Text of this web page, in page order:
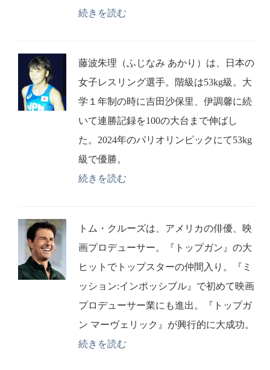
続きを読む
藤波朱理（ふじなみ あかり）は、日本の
女子レスリング選手。階級は53kg級。大
学１年制の時に吉田沙保里、伊調馨に続
いて連勝記録を100の大台まで伸ばし
た。2024年のパリオリンピックにて53kg
級で優勝。
続きを読む
トム・クルーズは、アメリカの俳優、映
画プロデューサー。『トップガン』の大
ヒットでトップスターの仲間入り。『ミ
ッション:インポッシブル』で初めて映画
プロデューサー業にも進出。『トップガ
ン マーヴェリック』が興行的に大成功。
続きを読む